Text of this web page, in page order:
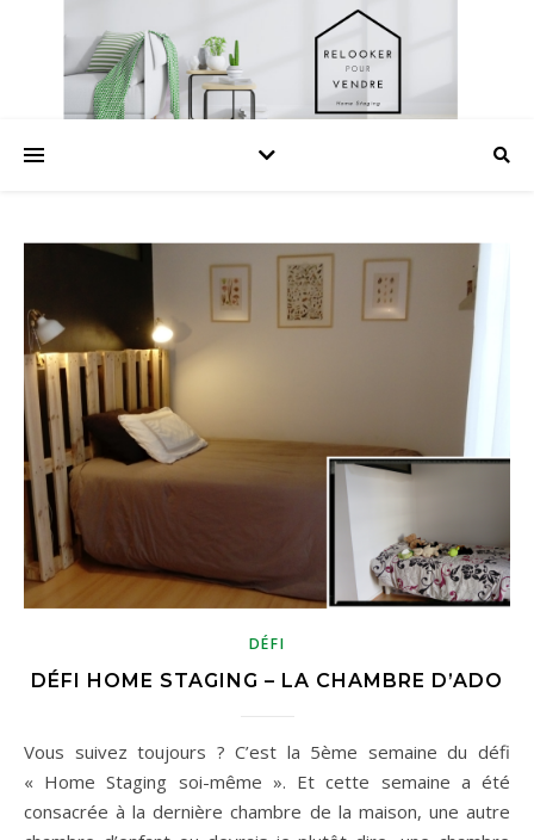
DÉFI
DÉFI HOME STAGING – LA CHAMBRE D’ADO
Vous suivez toujours ? C’est la 5ème semaine du défi
« Home Staging soi-même ». Et cette semaine a été
consacrée à la dernière chambre de la maison, une autre